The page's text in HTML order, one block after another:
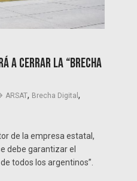
a cerrar la “brecha
ARSAT, Brecha Digital,
de la empresa estatal,
debe garantizar el
todos los argentinos”.